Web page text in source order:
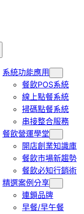
系統功能應用
餐飲POS系統
線上點餐系統
掃碼點餐系統
串接整合服務
餐飲營運學堂
開店創業知識庫
餐飲市場新趨勢
餐飲必知行銷術
精選案例分享
連鎖品牌
早餐/早午餐